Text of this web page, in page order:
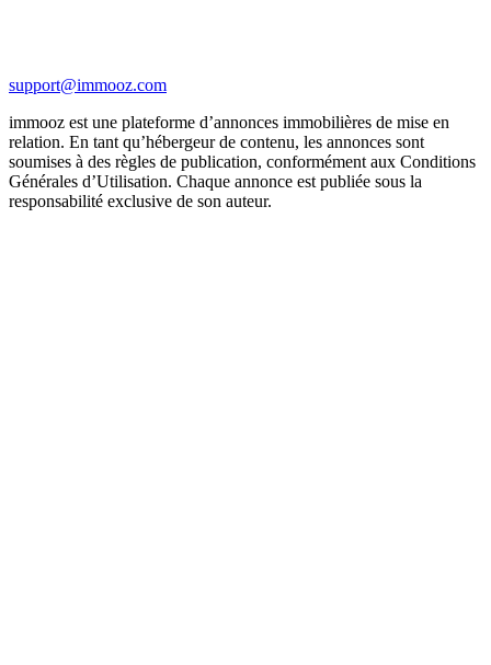
support@immooz.com
immooz est une plateforme d’annonces immobilières de mise en
relation. En tant qu’hébergeur de contenu, les annonces sont
soumises à des règles de publication, conformément aux Conditions
Générales d’Utilisation. Chaque annonce est publiée sous la
responsabilité exclusive de son auteur.